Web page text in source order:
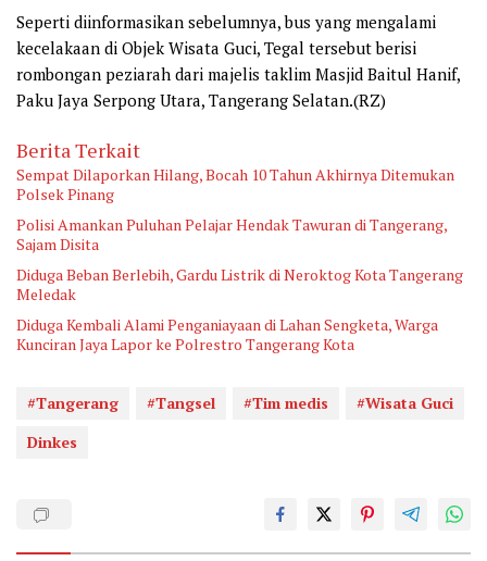
Seperti diinformasikan sebelumnya, bus yang mengalami
kecelakaan di Objek Wisata Guci, Tegal tersebut berisi
rombongan peziarah dari majelis taklim Masjid Baitul Hanif,
Paku Jaya Serpong Utara, Tangerang Selatan.(RZ)
Berita Terkait
Sempat Dilaporkan Hilang, Bocah 10 Tahun Akhirnya Ditemukan
Polsek Pinang
Polisi Amankan Puluhan Pelajar Hendak Tawuran di Tangerang,
Sajam Disita
Diduga Beban Berlebih, Gardu Listrik di Neroktog Kota Tangerang
Meledak
Diduga Kembali Alami Penganiayaan di Lahan Sengketa, Warga
Kunciran Jaya Lapor ke Polrestro Tangerang Kota
#Tangerang #Tangsel #Tim medis
#Wisata Guci
Dinkes